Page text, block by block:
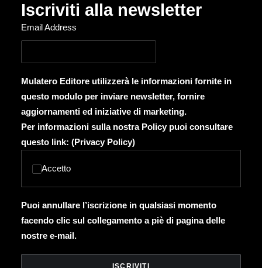
Iscriviti alla newsletter
Email Address
Mulatero Editore utilizzerà le informazioni fornite in
questo modulo per inviare newsletter, fornire
aggiornamenti ed iniziative di marketing.
Per informazioni sulla nostra Policy puoi consultare
questo link: (Privacy Policy)
Accetto
Puoi annullare l’iscrizione in qualsiasi momento
facendo clic sul collegamento a piè di pagina delle
nostre e-mail.